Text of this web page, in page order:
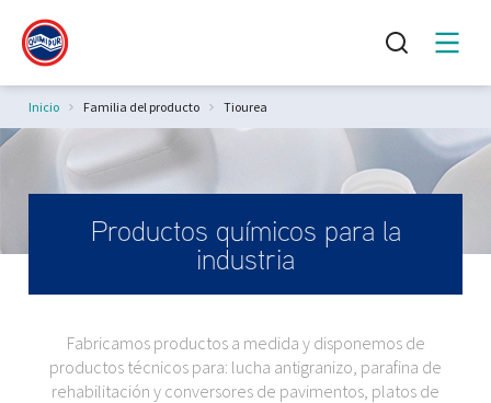
Estás aquí:
Inicio Familia del producto Tiourea
Productos químicos para la
industria
Fabricamos productos a medida y disponemos de
productos técnicos para: lucha antigranizo, parafina de
rehabilitación y conversores de pavimentos, platos de